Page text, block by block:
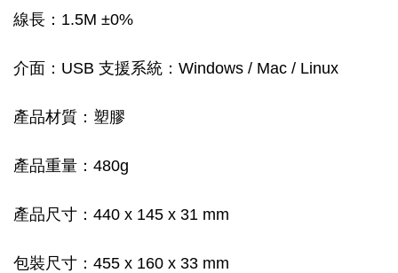
線長：1.5M ±0%
介面：USB 支援系統：Windows / Mac / Linux
產品材質：塑膠
產品重量：480g
產品尺寸：440 x 145 x 31 mm
包裝尺寸：455 x 160 x 33 mm